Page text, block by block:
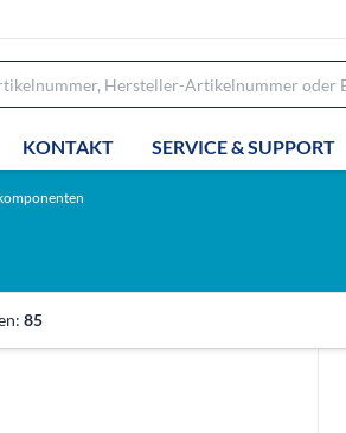
KONTAKT SERVICE & SUPPORT
85